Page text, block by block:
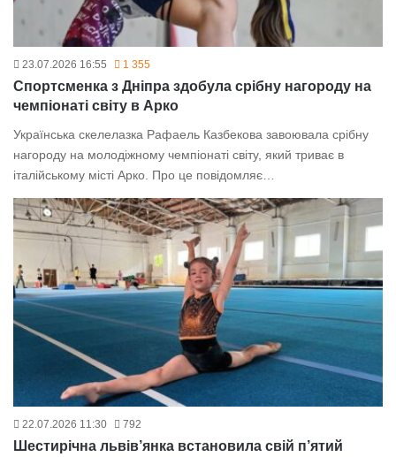
23.07.2026 16:55 1 355
Спортсменка з Дніпра здобула срібну нагороду на
чемпіонаті світу в Арко
Українська скелелазка Рафаель Казбекова завоювала срібну
нагороду на молодіжному чемпіонаті світу, який триває в
італійському місті Арко. Про це повідомляє…
22.07.2026 11:30 792
Шестирічна львів’янка встановила свій п’ятий